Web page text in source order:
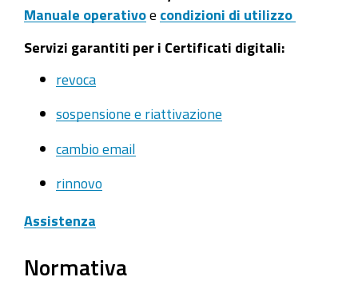
Manuale operativo e condizioni di utilizzo
Servizi garantiti per i Certificati digitali:
revoca
sospensione e riattivazione
cambio email
rinnovo
Assistenza
Normativa